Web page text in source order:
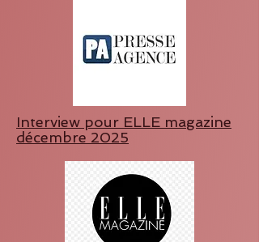
Interview pour ELLE magazine
décembre 2025